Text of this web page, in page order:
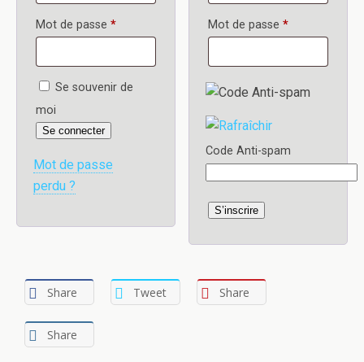
Mot de passe *Obligatoire
Se souvenir de
moi
Se connecter
Mot de passe
perdu ?
Mot de passe*Obligatoire
Code Anti-spam
S’inscrire
Share Tweet Share
Share